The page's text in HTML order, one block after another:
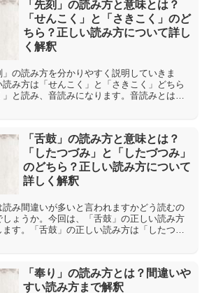
「先刻」の読み方と意味とは？
「せんこく」と「さきこく」のど
ちら？正しい読み方について詳し
く解釈
の読み方を分かりやすく説明していきま
み方は「せんこく」と「さきこく」どちら
」と読み、音読みになります。音読みとは、
「舌鼓」の読み方と意味とは？
「したつづみ」と「したづつみ」
のどちら？正しい読み方について
詳しく解釈
読み間違いが多いと言われますかどう読むの
ょうか。今回は、「舌鼓」の正しい読み方
す。「舌鼓」の正しい読み方は「したつづ
「奉り」の読み方とは？間違いや
すい読み方まで解釈